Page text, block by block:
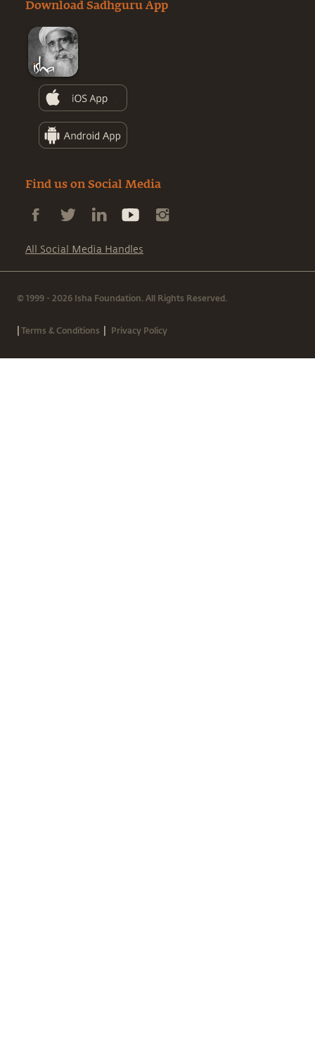
Download Sadhguru App
Find us on Social Media
All Social Media Handles
© 1999 - 2026 Isha Foundation. All Rights Reserved.
|Terms & Conditions | Privacy Policy